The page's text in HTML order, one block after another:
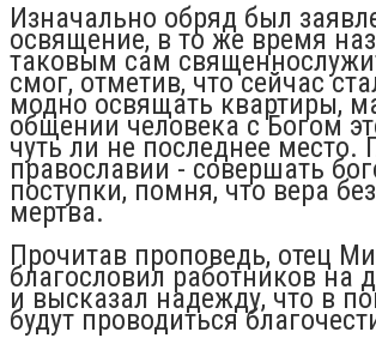
Изначально обряд был
освящение, в то же время
таковым сам
смог, отметив, что сейчас
модно освящать квартиры,
общении человека с Богом
чуть ли не последнее место.
православии - совершать
поступки, помня, что вера
мертва.
Прочитав проповедь, отец
благословил работников на
и высказал надежду, что в
будут проводиться